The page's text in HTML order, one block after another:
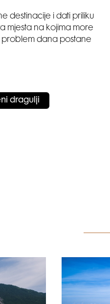
destinacije i dati priliku
mjesta na kojima more
problem dana postane
dragulji